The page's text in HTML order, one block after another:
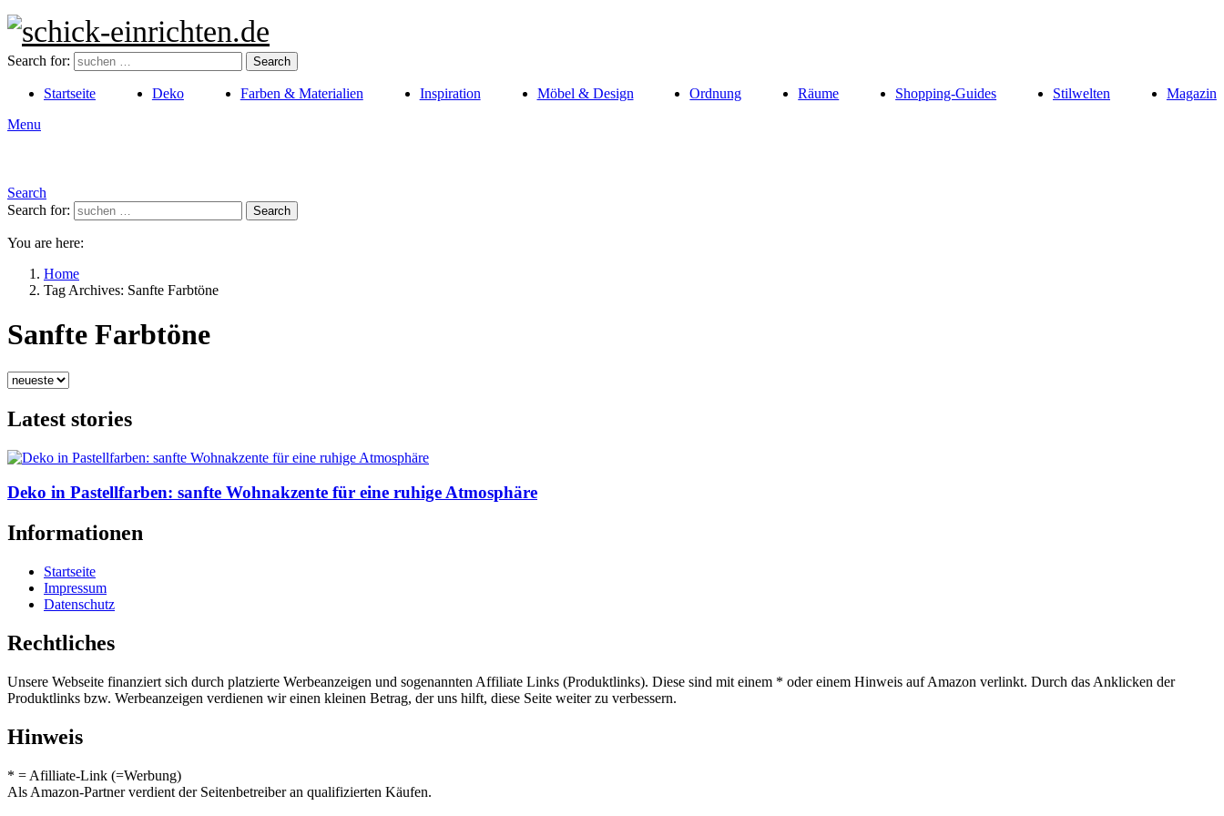
Search for: Search
Startseite Deko Farben & Materialien Inspiration Möbel & Design Ordnung Räume Shopping-Guides Stilwelten
Magazin
Menu
Search
Search for:
Search
You are here:
Home
Tag Archives: Sanfte Farbtöne
Sanfte Farbtöne
Latest stories
Deko in Pastellfarben: sanfte Wohnakzente für eine ruhige Atmosphäre
Informationen
Startseite
Impressum
Datenschutz
Rechtliches
Unsere Webseite finanziert sich durch platzierte Werbeanzeigen und sogenannten Affiliate Links (Produktlinks). Diese sind mit einem * oder einem Hinweis auf Amazon verlinkt. Durch das Anklicken der
Produktlinks bzw. Werbeanzeigen verdienen wir einen kleinen Betrag, der uns hilft, diese Seite weiter zu verbessern.
Hinweis
* = Afilliate-Link (=Werbung)
Als Amazon-Partner verdient der Seitenbetreiber an qualifizierten Käufen.